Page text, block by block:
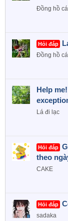
Đồng hồ
Hỏi đáp
Đồng hồ
Help
Lá đi lạc
Hỏi đáp
theo
CAKE
Hỏi đáp
sadaka